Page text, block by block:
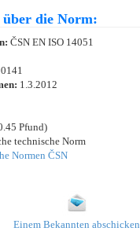
die Norm:
ČSN EN ISO 14051
1.3.2012
Pfund)
technische Norm
Normen ČSN
Einem Bekannten abschicken